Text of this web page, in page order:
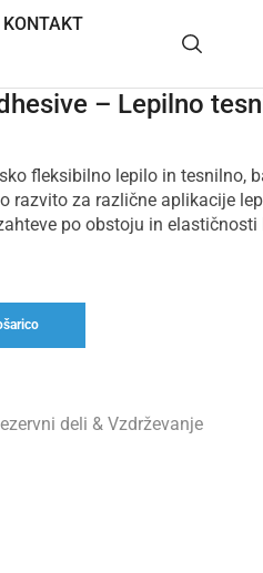
KONTAKT
– Lepilno
fleksibilno lepilo in tesnilno,
razvito za različne aplikacije
po obstoju in elastičnosti
deli & Vzdrževanje